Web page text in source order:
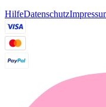
HilfeDatenschutz